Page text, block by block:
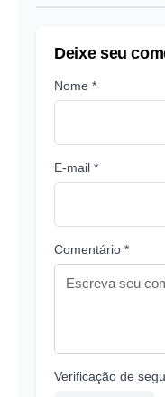
Deixe seu
Nome *
E-mail *
Comentário *
Verificação de